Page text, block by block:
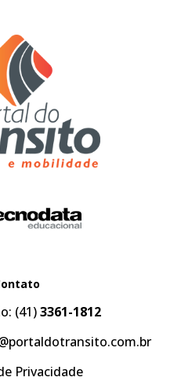
(41)3361-1812
Privacidade